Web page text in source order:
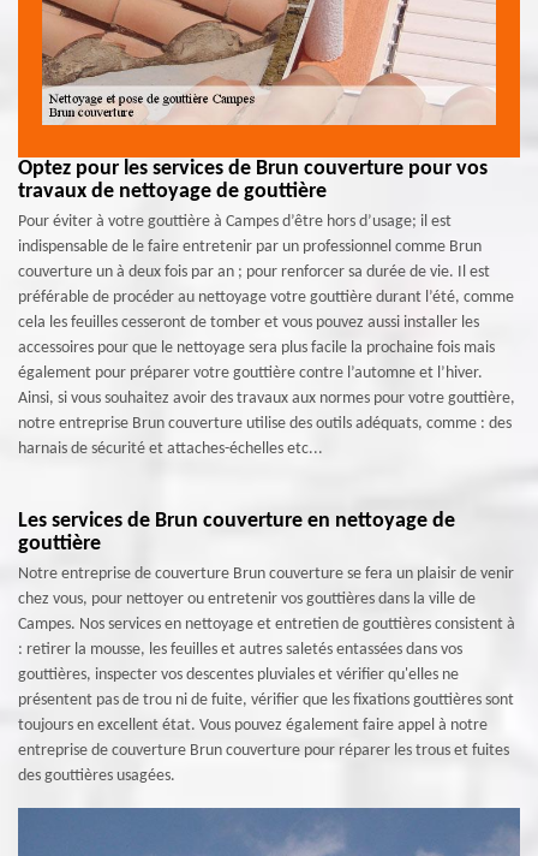
Optez pour les services de Brun couverture pour vos
travaux de nettoyage de gouttière
Pour éviter à votre gouttière à Campes d’être hors d’usage; il est
indispensable de le faire entretenir par un professionnel comme Brun
couverture un à deux fois par an ; pour renforcer sa durée de vie. Il est
préférable de procéder au nettoyage votre gouttière durant l’été, comme
cela les feuilles cesseront de tomber et vous pouvez aussi installer les
accessoires pour que le nettoyage sera plus facile la prochaine fois mais
également pour préparer votre gouttière contre l’automne et l’hiver.
Ainsi, si vous souhaitez avoir des travaux aux normes pour votre gouttière,
notre entreprise Brun couverture utilise des outils adéquats, comme : des
harnais de sécurité et attaches-échelles etc...
Les services de Brun couverture en nettoyage de
gouttière
Notre entreprise de couverture Brun couverture se fera un plaisir de venir
chez vous, pour nettoyer ou entretenir vos gouttières dans la ville de
Campes. Nos services en nettoyage et entretien de gouttières consistent à
: retirer la mousse, les feuilles et autres saletés entassées dans vos
gouttières, inspecter vos descentes pluviales et vérifier qu'elles ne
présentent pas de trou ni de fuite, vérifier que les fixations gouttières sont
toujours en excellent état. Vous pouvez également faire appel à notre
entreprise de couverture Brun couverture pour réparer les trous et fuites
des gouttières usagées.